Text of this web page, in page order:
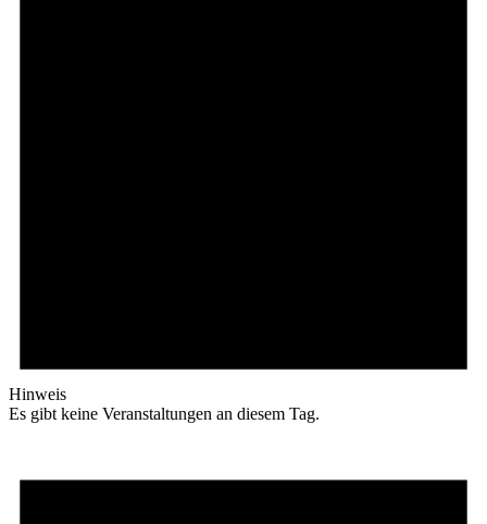
Hinweis
Es gibt keine Veranstaltungen an diesem Tag.